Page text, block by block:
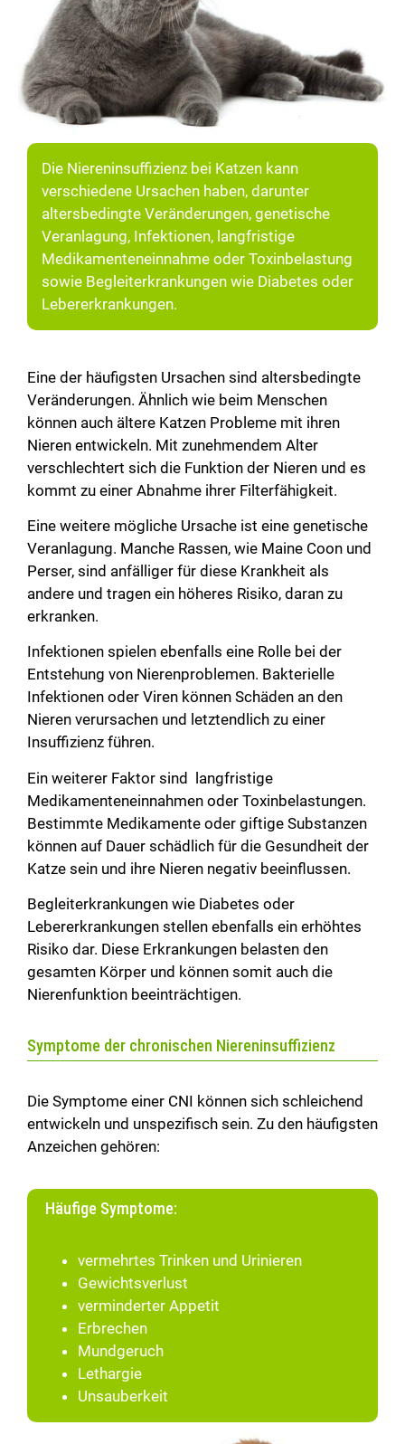
Die Niereninsuffizienz bei Katzen kann
verschiedene Ursachen haben, darunter
altersbedingte Veränderungen, genetische
Veranlagung, Infektionen, langfristige
Medikamenteneinnahme oder Toxinbelastung
sowie Begleiterkrankungen wie Diabetes oder
Lebererkrankungen.
Eine der häufigsten Ursachen sind altersbedingte
Veränderungen. Ähnlich wie beim Menschen
können auch ältere Katzen Probleme mit ihren
Nieren entwickeln. Mit zunehmendem Alter
verschlechtert sich die Funktion der Nieren und es
kommt zu einer Abnahme ihrer Filterfähigkeit.
Eine weitere mögliche Ursache ist eine genetische
Veranlagung. Manche Rassen, wie Maine Coon und
Perser, sind anfälliger für diese Krankheit als
andere und tragen ein höheres Risiko, daran zu
erkranken.
Infektionen spielen ebenfalls eine Rolle bei der
Entstehung von Nierenproblemen. Bakterielle
Infektionen oder Viren können Schäden an den
Nieren verursachen und letztendlich zu einer
Insuffizienz führen.
Ein weiterer Faktor sind langfristige
Medikamenteneinnahmen oder Toxinbelastungen.
Bestimmte Medikamente oder giftige Substanzen
können auf Dauer schädlich für die Gesundheit der
Katze sein und ihre Nieren negativ beeinflussen.
Begleiterkrankungen wie Diabetes oder
Lebererkrankungen stellen ebenfalls ein erhöhtes
Risiko dar. Diese Erkrankungen belasten den
gesamten Körper und können somit auch die
Nierenfunktion beeinträchtigen.
Symptome der chronischen Niereninsuffizienz
Die Symptome einer CNI können sich schleichend
entwickeln und unspezifisch sein. Zu den häufigsten
Anzeichen gehören:
Häufige Symptome:
vermehrtes Trinken und Urinieren
Gewichtsverlust
verminderter Appetit
Erbrechen
Mundgeruch
Lethargie
Unsauberkeit